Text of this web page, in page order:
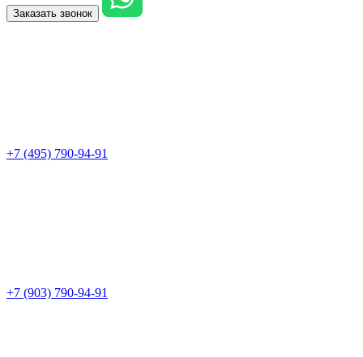
Заказать звонок
+7 (495) 790-94-91
+7 (903) 790-94-91